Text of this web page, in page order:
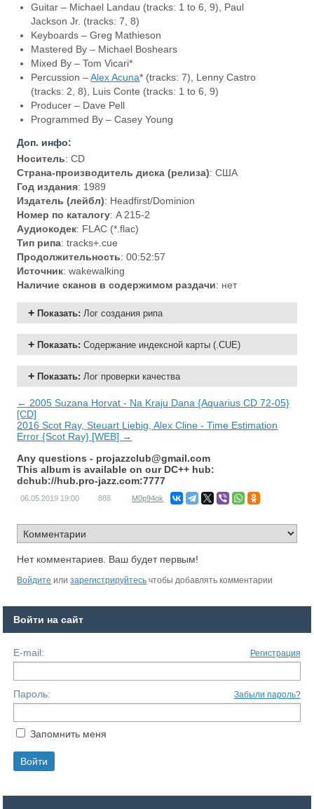
Guitar – Michael Landau (tracks: 1 to 6, 9), Paul
Jackson Jr. (tracks: 7, 8)
Keyboards – Greg Mathieson
Mastered By – Michael Boshears
Mixed By – Tom Vicari*
Percussion –Alex Acuna* (tracks: 7), Lenny Castro
(tracks: 2, 8), Luis Conte (tracks: 1 to 6, 9)
Producer – Dave Pell
Programmed By – Casey Young
Доп. инфо:
Носитель: CD
Страна-производитель диска (релиза): США
Год издания: 1989
Издатель (лейбл): Headfirst/Dominion
Номер по каталогу: A 215-2
Аудиокодек: FLAC (*.flac)
Тип рипа: tracks+.cue
Продолжительность: 00:52:57
Источник: wakewalking
Наличие сканов в содержимом раздачи: нет
Показать:Лог создания рипа
Показать:Содержание индексной карты (.CUE)
Показать:Лог проверки качества
← 2005 Suzana Horvat - Na Kraju Dana {Aquarius CD 72-05}
[CD]
2016 Scot Ray, Steuart Liebig, Alex Cline - Time Estimation
Error {Scot Ray} [WEB] →
Any questions - projazzclub@gmail.com
This album is available on our DC++ hub:
dchub://hub.pro-jazz.com:7777
06.05.2019 19:00 888 M0p94ok
Нет комментариев. Ваш будет первым!
Войдите илизарегистрируйтесь чтобы добавлять комментарии
Войти на сайт
E-mail: Регистрация
Пароль: Забыли пароль?
Запомнить меня